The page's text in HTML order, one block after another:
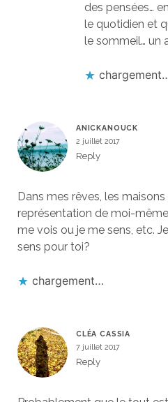
des pensées…
le quotidien et
le sommeil… un
ANICKANOUCK
2 juillet 2017
Reply
Dans mes rêves, les
représentation de moi-
me vois ou je me sens, etc.
sens pour toi?
chargement…
CLÉA CASSIA
7 juillet 2017
Reply